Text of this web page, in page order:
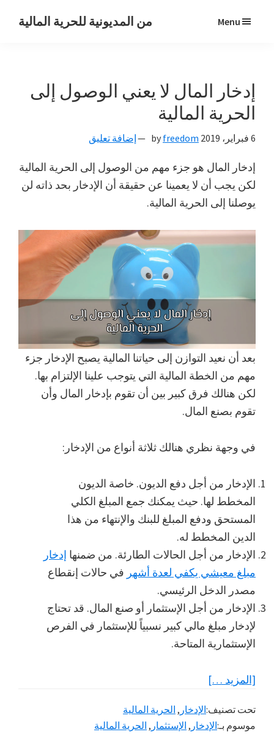
من المديونية للحرية المالية
للحرية
Menu
إدخار المال لا يعني الوصول إلى
الحرية المالية
6 فبراير، 2019 freedom إضافة تعليق
إدخار المال هو جزء مهم من الوصول إلى الحرية المالية
لكن يجب أن لا يعمينا عن حقيقة أن الإدخار بحد ذاته لن
يوصلنا إلى الحرية المالية.
بعد أن نعيد التوازن إلى حياتنا المالية يصبح الإدخار جزء
مهم من الخطة المالية التي يتوجب علينا الإلتزام بها.
لكن هنالك فرق كبير بين أن تقوم بإدخار المال وأن
تقوم بصنع المال.
في وجهة نظري هنالك ثلاثة أنواع من الإدخار:
الإدخار من أجل دفع الديون. خاصة الديون
المخطط لها. حيث يمكنك جمع المبلغ الكلي
المستحق ودفع المبلغ للبنك والإنتهاء من هذا
الدين المخطط له.
الإدخار من أجل الحالات الطارئة. من ضمنها إدخار
مبلغ معيشي يكفي لعدة أشهر في حالات إنقطاع
مصدر الدخل الرئيسي.
الإدخار من أجل الإستثمار أو صنع المال. قد تحتاج
لإدخار مبلغ مالي كبير نسبياً للإستثمار في الفرص
الإستثمارية المتاحة.
[المزيد …]
لا
يعني
تحت تصنيف:الإدخار , الحرية المالية
موسوم بـ:الإدخار , الإستثمار , الحرية المالية